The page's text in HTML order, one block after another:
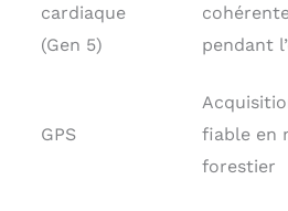
cardiaque
(Gen 5)
pendant
GPS
fiable en
forestier